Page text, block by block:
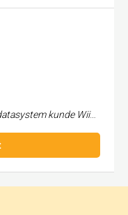
helhetslösning. Nya datorer och affärsprogrammet Pyramid. Då vi hade...